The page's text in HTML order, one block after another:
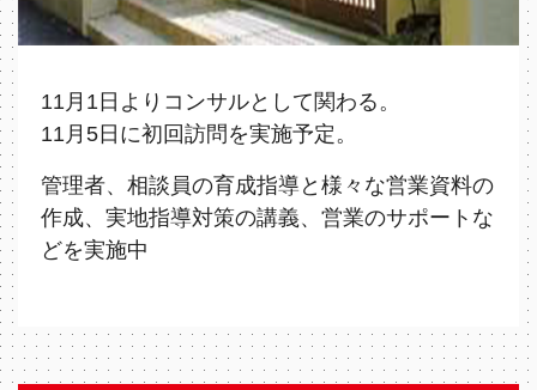
11⽉1日よりコンサルとして関わる。
11⽉5日に初回訪問を実施予定。
管理者、相談員の育成指導と様々な営業資料の
作成、実地指導対策の講義、営業のサポートな
どを実施中